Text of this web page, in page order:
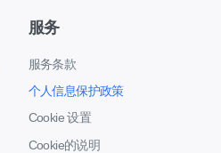
服务
服务条款
个人信息保护政策
Cookie 设置
Cookie的说明